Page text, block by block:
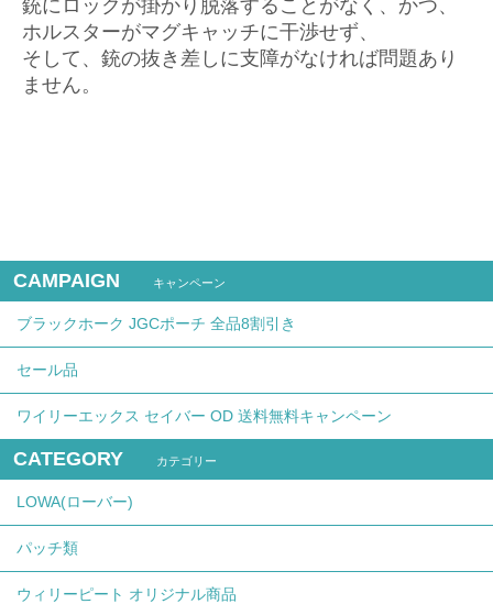
銃にロックが掛かり脱落することがなく、かつ、
ホルスターがマグキャッチに干渉せず、
そして、銃の抜き差しに支障がなければ問題あり
ません。
CAMPAIGN キャンペーン
ブラックホーク JGCポーチ 全品8割引き
セール品
ワイリーエックス セイバー OD 送料無料キャンペーン
CATEGORY カテゴリー
LOWA(ローバー)
パッチ類
ウィリーピート オリジナル商品